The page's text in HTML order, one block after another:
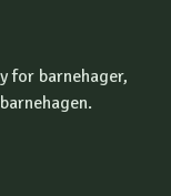
for barnehager,